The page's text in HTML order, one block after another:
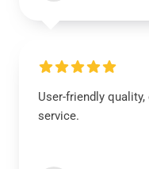
User-friendly
service.